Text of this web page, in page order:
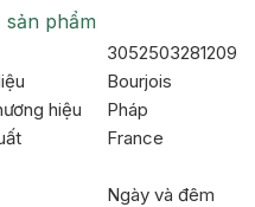
sản phẩm
3052503281209
Bourjois
hiệu
Pháp
France
Ngày và đêm